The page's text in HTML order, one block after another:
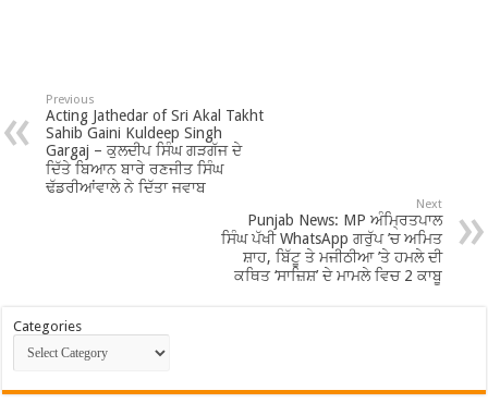
Previous
Acting Jathedar of Sri Akal Takht
Sahib Gaini Kuldeep Singh
Gargaj – ਕੁਲਦੀਪ ਸਿੰਘ ਗੜਗੱਜ ਦੇ
ਦਿੱਤੇ ਬਿਆਨ ਬਾਰੇ ਰਣਜੀਤ ਸਿੰਘ
ਢੱਡਰੀਆਂਵਾਲੇ ਨੇ ਦਿੱਤਾ ਜਵਾਬ
Next
Punjab News: MP ਅੰਮ੍ਰਿਤਪਾਲ
ਸਿੰਘ ਪੱਖੀ WhatsApp ਗਰੁੱਪ ’ਚ ਅਮਿਤ
ਸ਼ਾਹ, ਬਿੱਟੂ ਤੇ ਮਜੀਠੀਆ ’ਤੇ ਹਮਲੇ ਦੀ
ਕਥਿਤ ‘ਸਾਜ਼ਿਸ਼’ ਦੇ ਮਾਮਲੇ ਵਿਚ 2 ਕਾਬੂ
Categories